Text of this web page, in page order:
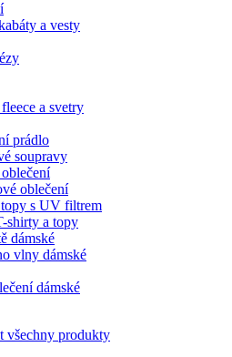
a vesty
a svetry
prádlo
soupravy
oblečení
s UV filtrem
shirty a topy
dámské
vlny dámské
dámské